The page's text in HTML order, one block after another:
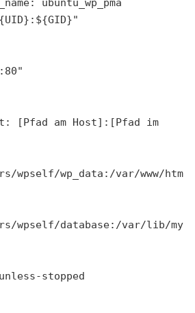
wpself/wp_data:/var/www/htm
wpself/database:/var/lib/my